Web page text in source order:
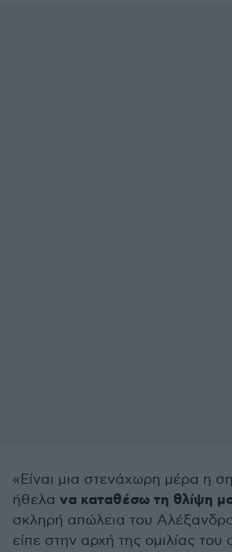
«Είναι μια στενάχωρη μέρα η
ήθελα να καταθέσω τη θλίψη
σκληρή απώλεια του
είπε στην αρχή της ομιλίας του